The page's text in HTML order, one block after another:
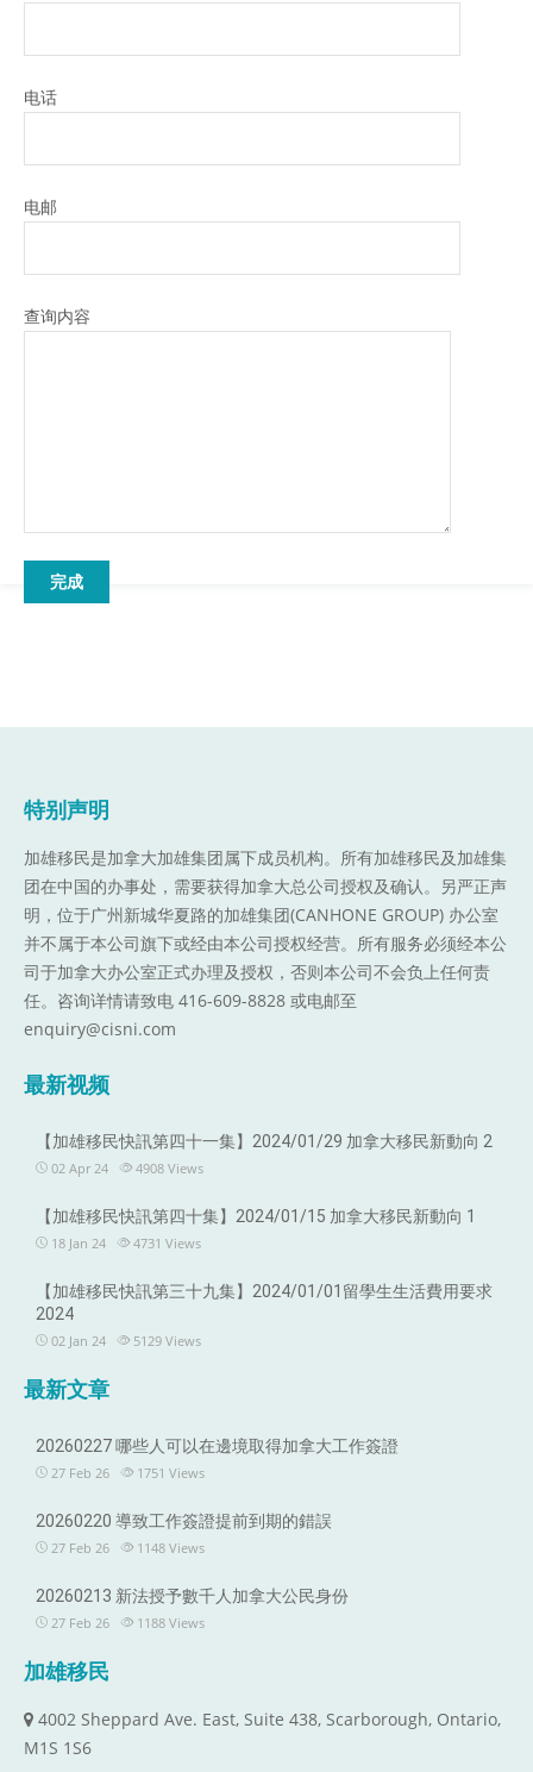
电话
电邮
查询内容
特别声明
加雄移民是加拿大加雄集团属下成员机构。 所有加雄移民及加雄集
团在中国的办事处，需要获得加拿大总公司授权及确认。另严正声
明，位于广州新城华夏路的加雄集团(CANHONE GROUP) 办公室
并不属于本公司旗下或经由本公司授权经营。所有服务必须经本公
司于加拿大办公室正式办理及授权，否则本公司不会负上任何责
任。咨询详情请致电 416-609-8828 或电邮至
enquiry@cisni.com
最新视频
【加雄移民快訊第四十一集】2024/01/29 加拿大移民新動向 2
02 Apr 24 4908 Views
【加雄移民快訊第四十集】2024/01/15 加拿大移民新動向 1
18 Jan 24 4731 Views
【加雄移民快訊第三十九集】2024/01/01留學生生活費用要求
2024
02 Jan 24 5129 Views
最新文章
20260227 哪些人可以在邊境取得加拿大工作簽證
27 Feb 26 1751 Views
20260220 導致工作簽證提前到期的錯誤
27 Feb 26 1148 Views
20260213 新法授予數千人加拿大公民身份
27 Feb 26 1188 Views
加雄移民
4002 Sheppard Ave. East, Suite 438, Scarborough, Ontario,
M1S 1S6